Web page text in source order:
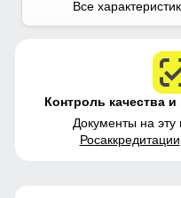
Все
Контроль качества
Документы на эту
Росаккредитации